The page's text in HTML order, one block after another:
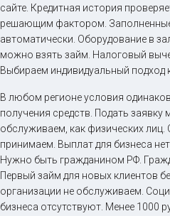
сайте. Кредитная история
решающим фактором.
автоматически. Оборудование в
можно взять займ. Налоговый
Выбираем индивидуальный подход
В любом регионе условия
получения средств. Подать
обслуживаем, как физических
принимаем. Выплат для бизнеса
Нужно быть гражданином РФ.
Первый займ для новых клиентов
организации не обслуживаем.
бизнеса отсутствуют. Менее 1000